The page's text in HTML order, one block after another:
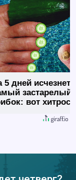
5 дней исчезнет
застарелый
вот